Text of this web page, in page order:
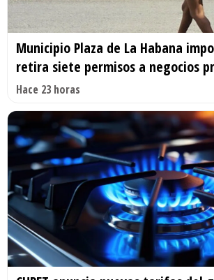
Municipio Plaza de La Habana
retira siete permisos a negocios
Hace 23 horas